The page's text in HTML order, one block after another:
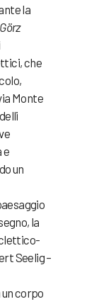
la
Görz
che
Monte
e
un
la
Seelig –
corpo